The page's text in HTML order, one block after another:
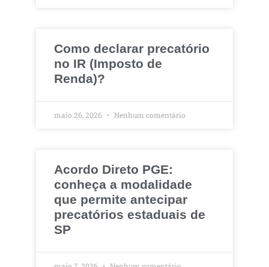
Como declarar precatório
no IR (Imposto de
Renda)?
maio 26, 2026 Nenhum comentário
Acordo Direto PGE:
conheça a modalidade
que permite antecipar
precatórios estaduais de
SP